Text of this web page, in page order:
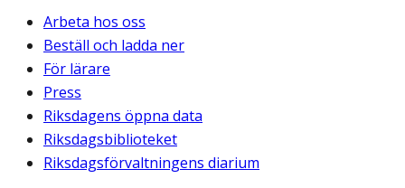
Arbeta hos oss
Beställ och ladda ner
För lärare
Press
Riksdagens öppna data
Riksdagsbiblioteket
Riksdagsförvaltningens diarium